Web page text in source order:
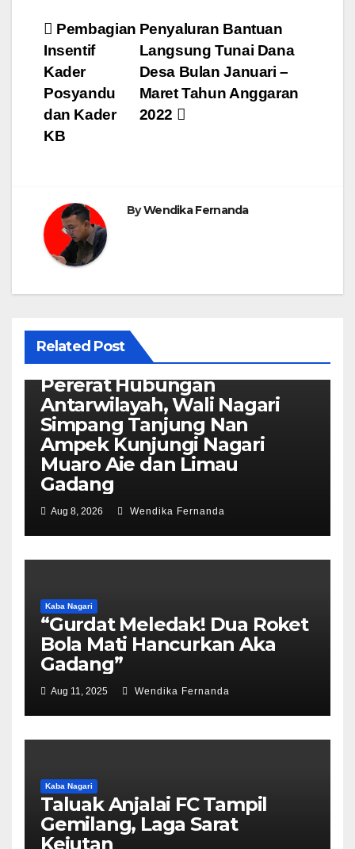
Post
navigation
Penyaluran Bantuan
Langsung Tunai Dana
Desa Bulan Januari –
Maret Tahun Anggaran
2022
Pembagian
Insentif
Kader
Posyandu
dan Kader
KB
ByWendika Fernanda
Related Post
Pererat Hubungan
Antarwilayah, Wali Nagari
Simpang Tanjung Nan
Ampek Kunjungi Nagari
Muaro Aie dan Limau
Gadang
Aug 8, 2026 Wendika Fernanda
Kaba Nagari
“Gurdat Meledak! Dua Roket
Bola Mati Hancurkan Aka
Gadang”
Aug 11, 2025 Wendika Fernanda
Kaba Nagari
Taluak Anjalai FC Tampil
Gemilang, Laga Sarat
Kejutan